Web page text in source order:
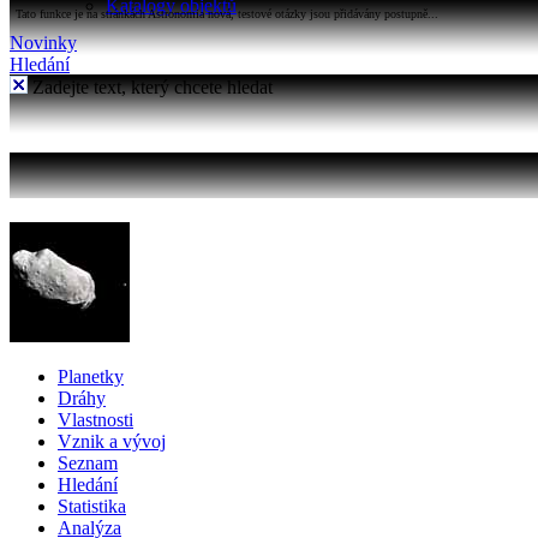
Katalogy objektů
Tato funkce je na stránkách Astronomia nová, testové otázky jsou přidávány postupně...
Novinky
Hledání
Zadejte text, který chcete hledat
Planetky
Dráhy
Vlastnosti
Vznik a vývoj
Seznam
Hledání
Statistika
Analýza